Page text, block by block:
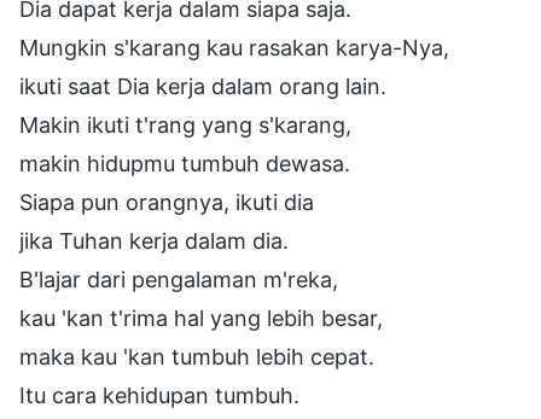
Dia dapat kerja dalam siapa saja.
Mungkin s'karang kau rasakan karya-Nya,
ikuti saat Dia kerja dalam orang lain.
Makin ikuti t'rang yang s'karang,
makin hidupmu tumbuh dewasa.
Siapa pun orangnya, ikuti dia
jika Tuhan kerja dalam dia.
B'lajar dari pengalaman m'reka,
kau 'kan t'rima hal yang lebih besar,
maka kau 'kan tumbuh lebih cepat.
Itu cara kehidupan tumbuh.